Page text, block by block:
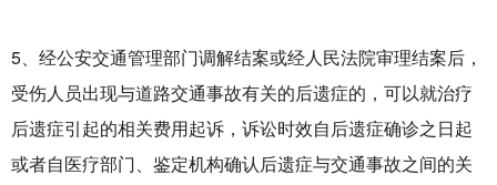
5、经公安交通管理部门调解结案或经人民法院审理结案后，
受伤人员出现与道路交通事故有关的后遗症的，可以就治疗
后遗症引起的相关费用起诉，诉讼时效自后遗症确诊之日起
或者自医疗部门、鉴定机构确认后遗症与交通事故之间的关